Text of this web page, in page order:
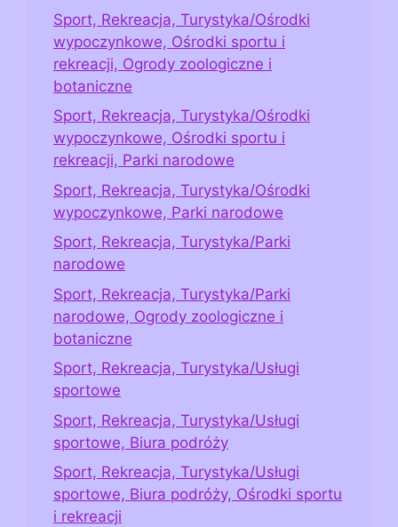
Sport, Rekreacja, Turystyka/Ośrodki
wypoczynkowe, Ośrodki sportu i
rekreacji, Ogrody zoologiczne i
botaniczne
Sport, Rekreacja, Turystyka/Ośrodki
wypoczynkowe, Ośrodki sportu i
rekreacji, Parki narodowe
Sport, Rekreacja, Turystyka/Ośrodki
wypoczynkowe, Parki narodowe
Sport, Rekreacja, Turystyka/Parki
narodowe
Sport, Rekreacja, Turystyka/Parki
narodowe, Ogrody zoologiczne i
botaniczne
Sport, Rekreacja, Turystyka/Usługi
sportowe
Sport, Rekreacja, Turystyka/Usługi
sportowe, Biura podróży
Sport, Rekreacja, Turystyka/Usługi
sportowe, Biura podróży, Ośrodki sportu
i rekreacji